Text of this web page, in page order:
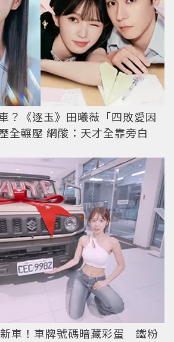
？《逐玉》田曦薇「四敗愛因
全輾壓 網酸：天才全靠旁白
車！車牌號碼暗藏彩蛋 鐵粉